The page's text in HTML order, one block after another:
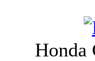
Honda